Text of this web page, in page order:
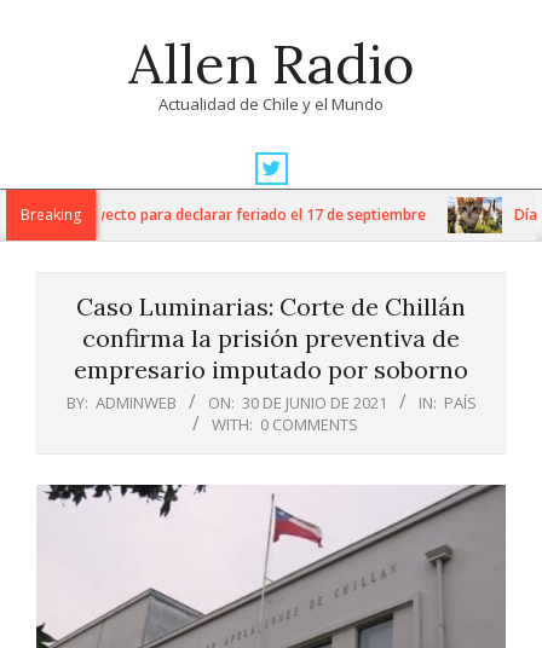
Allen Radio
Actualidad de Chile y el Mundo
Navigation
MenuBreakingproyecto para declarar feriado el 17 de septiembre Día
Caso Luminarias: Corte de Chillán
confirma la prisión preventiva de
empresario imputado por soborno
BY: ADMINWEB ON: 30 DE JUNIO DE 2021 IN: PAÍS
WITH: 0 COMMENTS